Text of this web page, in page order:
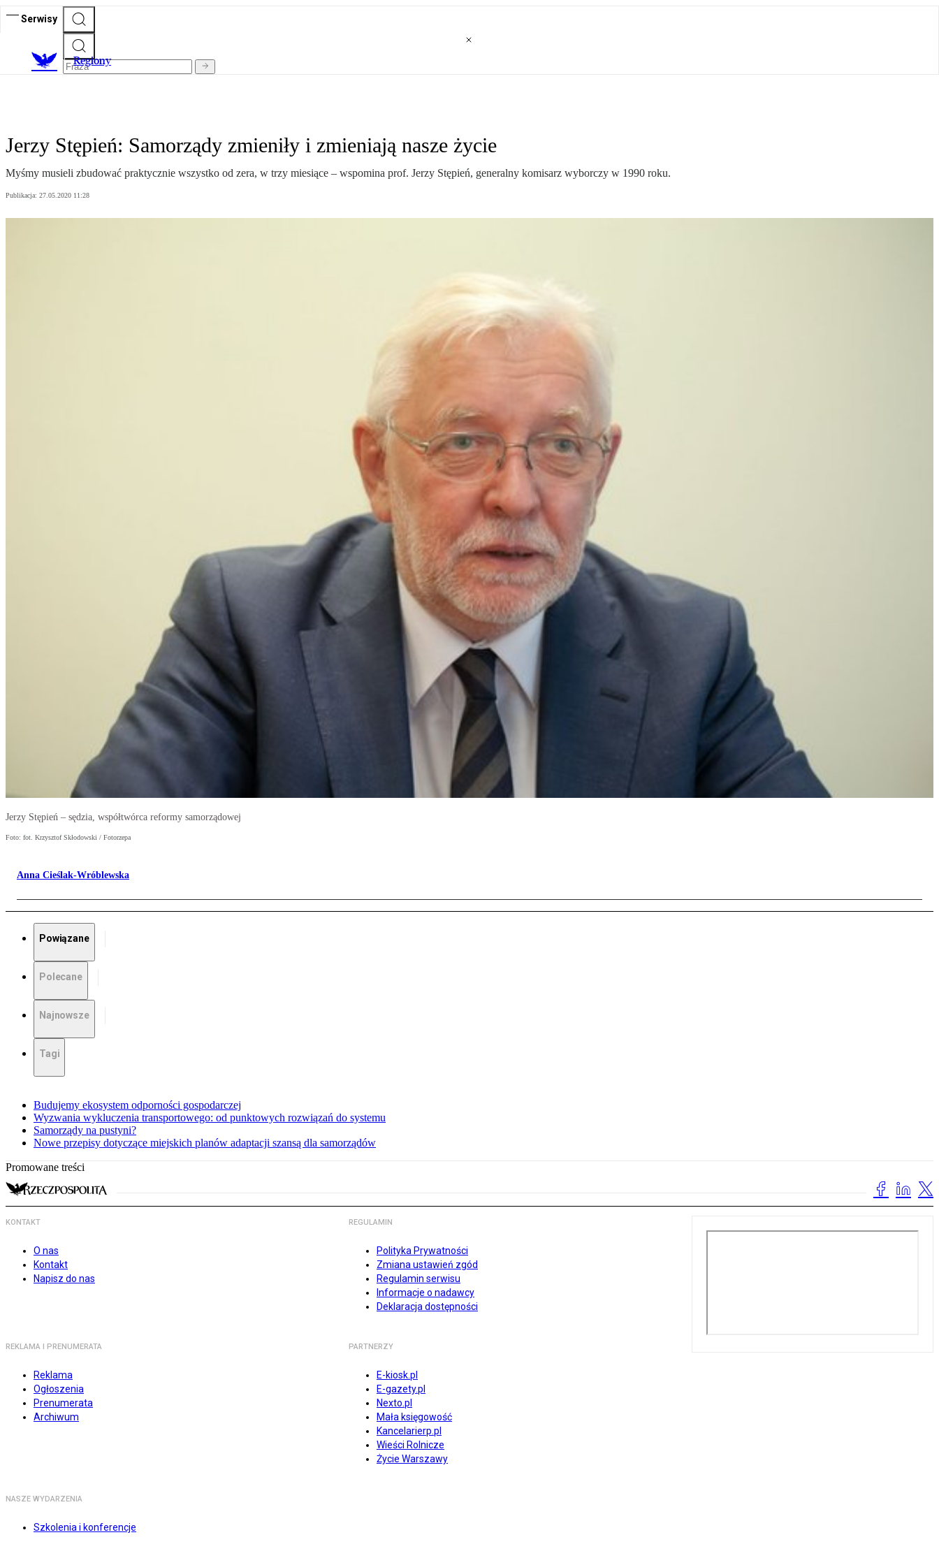
Serwisy
Regiony
Jerzy Stępień: Samorządy zmieniły i zmieniają nasze życie
Myśmy musieli zbudować praktycznie wszystko od zera, w trzy miesiące – wspomina prof. Jerzy Stępień, generalny komisarz wyborczy w 1990 roku.
Publikacja: 27.05.2020 11:28
Jerzy Stępień – sędzia, współtwórca reformy samorządowej
Foto: fot. Krzysztof Skłodowski / Fotorzepa
Anna Cieślak-Wróblewska
Powiązane
Polecane
Najnowsze
Tagi
Budujemy ekosystem odporności gospodarczej
Wyzwania wykluczenia transportowego: od punktowych rozwiązań do systemu
Samorządy na pustyni?
Nowe przepisy dotyczące miejskich planów adaptacji szansą dla samorządów
Promowane treści
KONTAKT
O nas
Kontakt
Napisz do nas
REGULAMIN
Polityka Prywatności
Zmiana ustawień zgód
Regulamin serwisu
Informacje o nadawcy
Deklaracja dostępności
REKLAMA I PRENUMERATA
Reklama
Ogłoszenia
Prenumerata
Archiwum
PARTNERZY
E-kiosk.pl
E-gazety.pl
Nexto.pl
Mała księgowość
Kancelarierp.pl
Wieści Rolnicze
Życie Warszawy
NASZE WYDARZENIA
Szkolenia i konferencje